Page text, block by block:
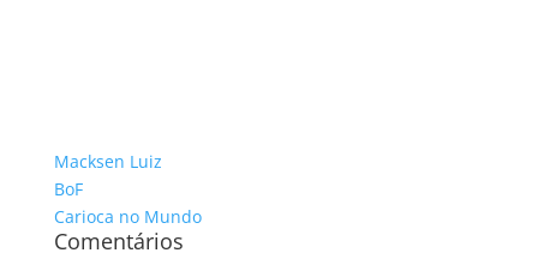
Macksen Luiz
BoF
Carioca no Mundo
Comentários